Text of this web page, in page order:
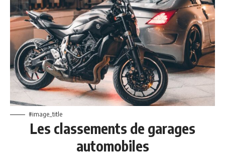
#image_title
Les classements de garages
automobiles